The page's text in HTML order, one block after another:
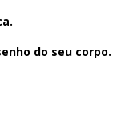
do seu corpo.